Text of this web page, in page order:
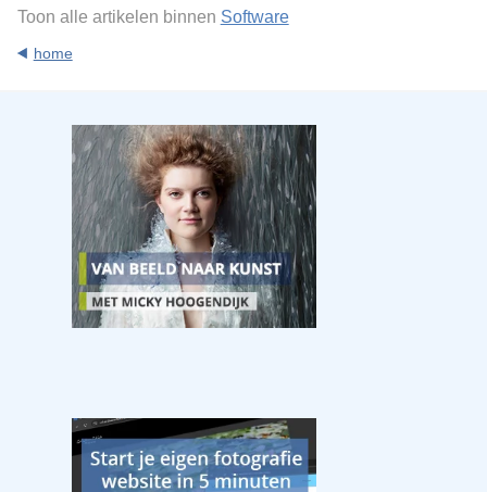
Toon alle artikelen binnen Software
home